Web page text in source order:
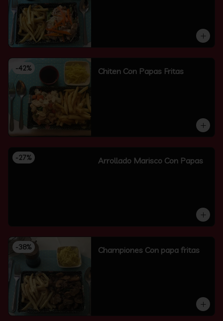
-42% Chiten Con Papas Fritas
-27% Arrollado Marisco Con Papas
-38% Championes Con papa fritas